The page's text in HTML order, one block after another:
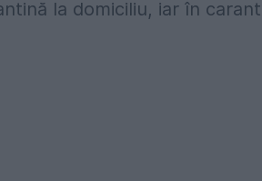
la domiciliu, iar în